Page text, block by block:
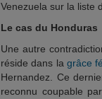
Venezuela sur la liste
Le cas du Honduras
Une autre
réside dans la grâce
Hernandez. Ce
reconnu coupable